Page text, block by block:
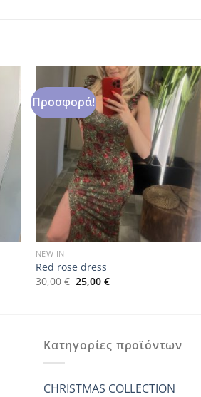
Προσφορά!
NEW IN
Red rose dress
30,00€ Original
price
25,00 €Η
Κατηγορίες προϊόντων
CHRISTMAS COLLECTION